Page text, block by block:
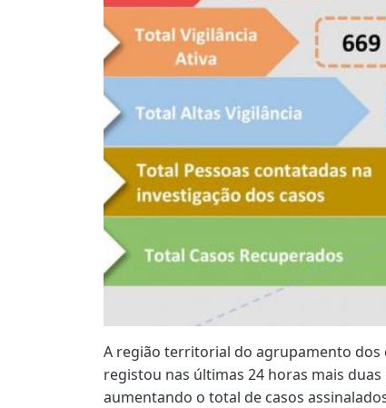
A região territorial do agrupamento dos
registou nas últimas 24 horas mais
aumentando o total de casos